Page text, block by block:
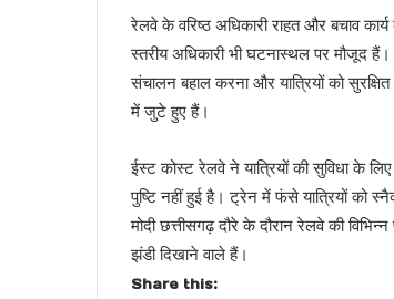
रेलवे के वरिष्ठ अधिकारी राहत और बचाव
स्तरीय अधिकारी भी घटनास्थल पर मौजूद
संचालन बहाल करना और यात्रियों को
में जुटे हुए हैं।
ईस्ट कोस्ट रेलवे ने यात्रियों की सुविधा के
पुष्टि नहीं हुई है। ट्रेन में फंसे यात्रियों को
मोदी छत्तीसगढ़ दौरे के दौरान रेलवे की
झंडी दिखाने वाले हैं।
Share this: